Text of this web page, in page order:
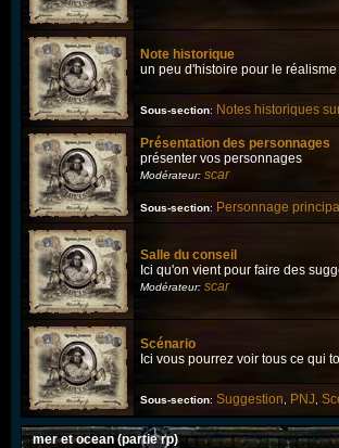
Note historique
un peu d'histoire pour le
Sous-section: Notes historiques
Présentation des personnages
présenter vos personnages
Modérateur: scar
Sous-section: Personnage principal
Salle du conseil
Ici qu'on vient pour faire des
Modérateur: scar
Scénario
Ici vous pourrez voir tous ce qui
Sous-section: Suggestion, PNJ,
mer et ocean (partie rp)